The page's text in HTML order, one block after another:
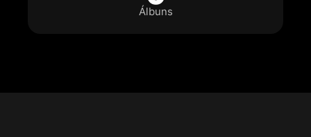
Álbuns